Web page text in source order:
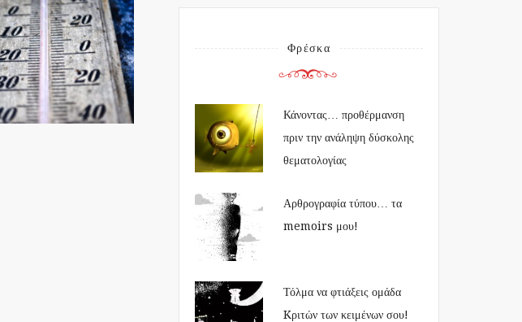
Φρέσκα
Κάνοντας… προθέρμανση
πριν την ανάληψη δύσκολης
θεματολογίας
Αρθρογραφία τύπου… τα
memoirs μου!
Τόλμα να φτιάξεις ομάδα
Kριτών των κειμένων σου!